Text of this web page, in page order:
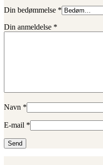
Din bedømmelse *
Din anmeldelse *
Navn *
E-mail *